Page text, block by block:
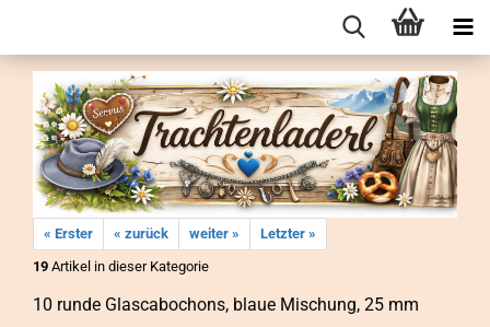
« Erster « zurück weiter »
Letzter »
19 Artikel in dieser Kategorie
10 runde Glas­ca­bo­chons, blaue Mi­schung, 25 mm